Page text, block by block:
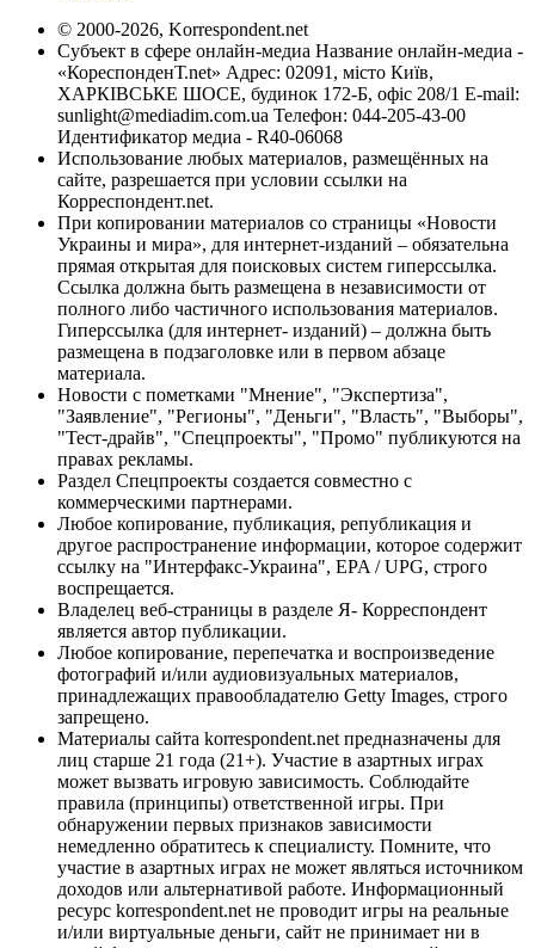
© 2000-2026, Korrespondent.net
Субъект в сфере онлайн-медиа Название онлайн-медиа -
«КореспонденТ.net» Адрес: 02091, місто Київ,
ХАРКІВСЬКЕ ШОСЕ, будинок 172-Б, офіс 208/1 E-mail:
sunlight@mediadim.com.ua Телефон: 044-205-43-00
Идентификатор медиа - R40-06068
Использование любых материалов, размещённых на
сайте, разрешается при условии ссылки на
Корреспондент.net.
При копировании материалов со страницы «Новости
Украины и мира», для интернет-изданий – обязательна
прямая открытая для поисковых систем гиперссылка.
Ссылка должна быть размещена в независимости от
полного либо частичного использования материалов.
Гиперссылка (для интернет- изданий) – должна быть
размещена в подзаголовке или в первом абзаце
материала.
Новости с пометками "Мнение", "Экспертиза",
"Заявление", "Регионы", "Деньги", "Власть", "Выборы",
"Тест-драйв", "Спецпроекты", "Промо" публикуются на
правах рекламы.
Раздел Спецпроекты создается совместно с
коммерческими партнерами.
Любое копирование, публикация, републикация и
другое распространение информации, которое содержит
ссылку на "Интерфакс-Украина", EPA / UPG, строго
воспрещается.
Владелец веб-страницы в разделе Я- Корреспондент
является автор публикации.
Любое копирование, перепечатка и воспроизведение
фотографий и/или аудиовизуальных материалов,
принадлежащих правообладателю Getty Images, строго
запрещено.
Материалы сайта korrespondent.net предназначены для
лиц старше 21 года (21+). Участие в азартных играх
может вызвать игровую зависимость. Соблюдайте
правила (принципы) ответственной игры. При
обнаружении первых признаков зависимости
немедленно обратитесь к специалисту. Помните, что
участие в азартных играх не может являться источником
доходов или альтернативой работе. Информационный
ресурс korrespondent.net не проводит игры на реальные
и/или виртуальные деньги, сайт не принимает ни в